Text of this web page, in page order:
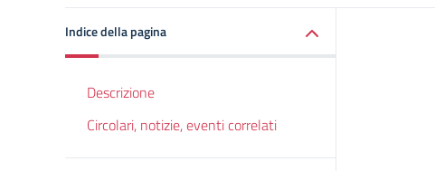
Indice della pagina
Descrizione
Circolari, notizie, eventi correlati